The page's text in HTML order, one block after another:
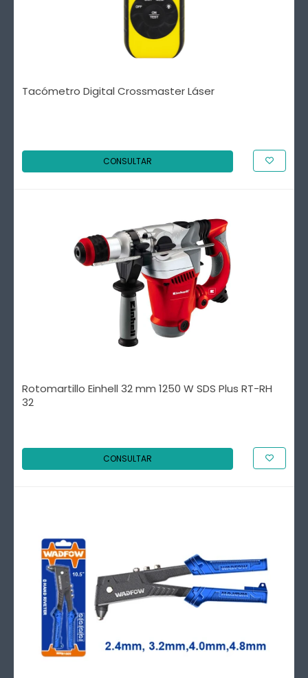
Tacómetro Digital Crossmaster Láser
CONSULTAR
Rotomartillo Einhell 32 mm 1250 W SDS Plus RT-RH
32
CONSULTAR